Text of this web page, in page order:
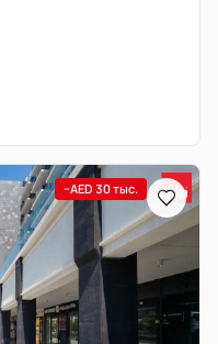
−AED 30 тыс.